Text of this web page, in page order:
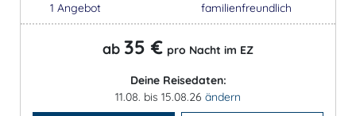
1 Angebot familienfreundlich
ab 35 € pro Nacht im EZ
Deine Reisedaten:
11.08. bis 15.08.26 ändern